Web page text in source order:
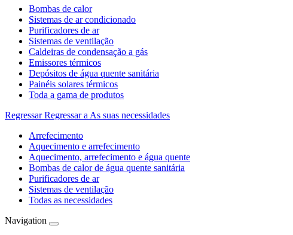
Bombas de calor
Sistemas de ar condicionado
Purificadores de ar
Sistemas de ventilação
Caldeiras de condensação a gás
Emissores térmicos
Depósitos de água quente sanitária
Painéis solares térmicos
Toda a gama de produtos
Regressar Regressar a As suas necessidades
Arrefecimento
Aquecimento e arrefecimento
Aquecimento, arrefecimento e água quente
Bombas de calor de água quente sanitária
Purificadores de ar
Sistemas de ventilação
Todas as necessidades
Navigation